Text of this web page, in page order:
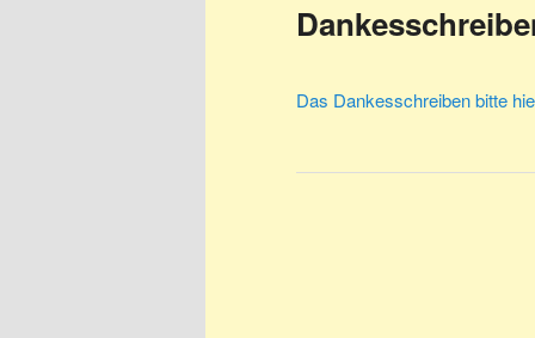
Das Dankesschreiben bitte